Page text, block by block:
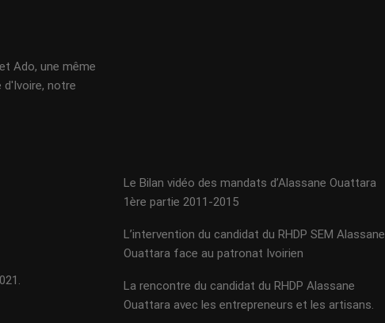
Ado, une même
d'Ivoire, notre
Le Bilan vidéo des mandats d’Alassane Ouattara
1ère partie 2011-2015
L’intervention du candidat du RHDP SEM Alassane
Ouattara face au patronat Ivoirien
La rencontre du candidat du RHDP Alassane
Ouattara avec les entrepreneurs et les artisans.